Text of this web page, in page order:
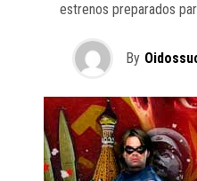
estrenos preparados
By